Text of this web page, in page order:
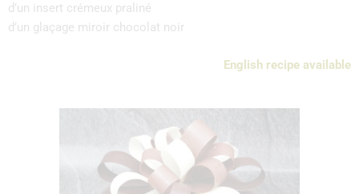
d’un insert crémeux praliné
d’un glaçage miroir chocolat noir
English recipe available